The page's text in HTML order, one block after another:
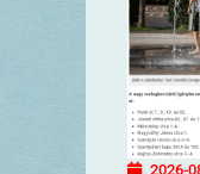
2026-